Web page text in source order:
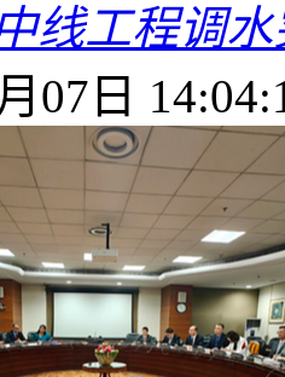
线工程调
07日